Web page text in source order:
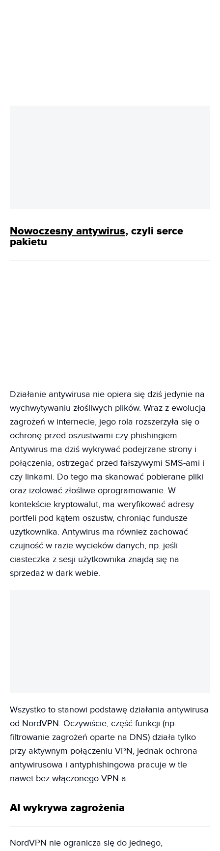
Nowoczesny antywirus, czyli serce
pakietu
Działanie antywirusa nie opiera się dziś jedynie na
wychwytywaniu złośliwych plików. Wraz z ewolucją
zagrożeń w internecie, jego rola rozszerzyła się o
ochronę przed oszustwami czy phishingiem.
Antywirus ma dziś wykrywać podejrzane strony i
połączenia, ostrzegać przed fałszywymi SMS-ami i
czy linkami. Do tego ma skanować pobierane pliki
oraz izolować złośliwe oprogramowanie. W
kontekście kryptowalut, ma weryfikować adresy
portfeli pod kątem oszustw, chroniąc fundusze
użytkownika. Antywirus ma również zachować
czujność w razie wycieków danych, np. jeśli
ciasteczka z sesji użytkownika znajdą się na
sprzedaż w dark webie.
Wszystko to stanowi podstawę działania antywirusa
od NordVPN. Oczywiście, część funkcji (np.
filtrowanie zagrożeń oparte na DNS) działa tylko
przy aktywnym połączeniu VPN, jednak ochrona
antywirusowa i antyphishingowa pracuje w tle
nawet bez włączonego VPN-a.
AI wykrywa zagrożenia
NordVPN nie ogranicza się do jednego,